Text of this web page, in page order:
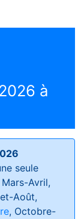
à
seule
Avril,
Août,
, Octobre-